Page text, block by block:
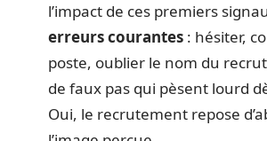
l’impact de ces premiers
erreurs courantes : hésiter,
poste, oublier le nom du
de faux pas qui pèsent lourd
Oui, le recrutement repose